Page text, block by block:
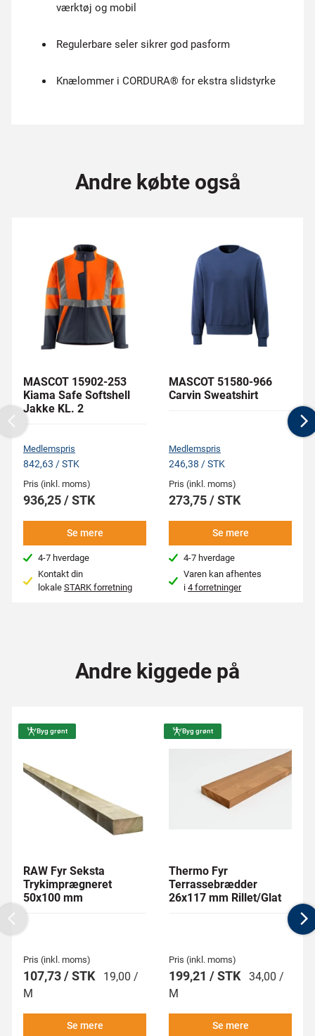
værktøj og mobil
Regulerbare seler sikrer god pasform
Knælommer i CORDURA® for ekstra slidstyrke
Andre købte også
MASCOT 15902-253
Kiama Safe Softshell
Jakke KL. 2
Medlemspris
842,63 / STK
Pris (inkl. moms)
936,25 / STK
Se mere
4-7 hverdage
Kontakt din
lokale STARK forretning
MASCOT 51580-966
Carvin Sweatshirt
Medlemspris
246,38 / STK
Pris (inkl. moms)
273,75 / STK
Se mere
4-7 hverdage
Varen kan afhentes
i4 forretninger
Previous
Andre kiggede på
Byg grønt
RAW Fyr Seksta
Trykimprægneret
50x100 mm
Pris (inkl. moms)
107,73 / STK
19,00 /
M
Se mere
Byg grønt
Thermo Fyr
Terrassebrædder
26x117 mm Rillet/Glat
Pris (inkl. moms)
199,21 / STK 34,00 /
M
Se mere
Previous